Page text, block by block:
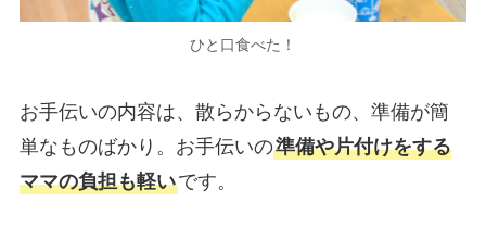
ひと口食べた！
お手伝いの内容は、散らからないもの、準備が簡
単なものばかり。お手伝いの準備や片付けをする
ママの負担も軽いです。